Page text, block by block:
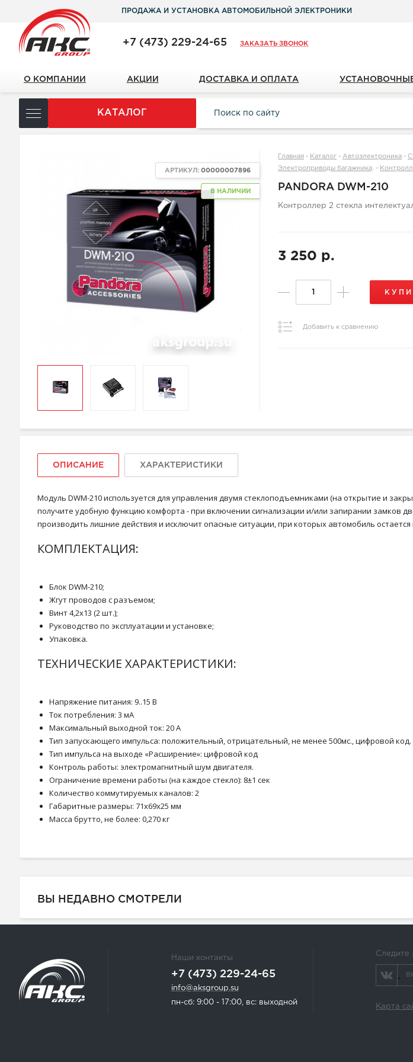
ПРОДАЖА И УСТАНОВКА АВТОМОБИЛЬНОЙ ЭЛЕКТРОНИКИ
+7 (473) 229-24-65 ЗАКАЗАТЬ ЗВОНОК
О КОМПАНИИ АКЦИИ ДОСТАВКА И ОПЛАТА
КАТАЛОГ
В НАЛИЧИИ
АРТИКУЛ:00000007896
Главная - Каталог -Автоэлектроника -
Электроприводы багажника, -
PANDORA DWM-210
Контроллер 2 стекла
3 250 р.
Добавить к сравнению
ОПИСАНИЕ ХАРАКТЕРИСТИКИ
Модуль DWM-210 используется для управления двумя стеклоподъемниками (на открытие и
получите удобную функцию комфорта - при включении сигнализации и/или запирании замков
производить лишние действия и исключит опасные ситуации, при которых автомобиль
КОМПЛЕКТАЦИЯ:
Блок DWM-210;
Жгут проводов с разъемом;
Винт 4,2х13 (2 шт.);
Руководство по эксплуатации и установке;
Упаковка.
ТЕХНИЧЕСКИЕ ХАРАКТЕРИСТИКИ:
Напряжение питания: 9..15 В
Ток потребления: 3 мА
Максимальный выходной ток: 20 А
Тип запускающего импульса: положительный, отрицательный, не менее 500мс., цифровой код.
Тип импульса на выходе «Расширение»: цифровой код
Контроль работы: электромагнитный шум двигателя.
Ограничение времени работы (на каждое стекло): 8±1 сек
Количество коммутируемых каналов: 2
Габаритные размеры: 71x69x25 мм
Масса брутто, не более: 0,270 кг
ВЫ НЕДАВНО СМОТРЕЛИ
Наши контакты
+7 (473) 229-24-65
info@aksgroup.su
пн-сб: 9:00 - 17:00, вс: выходной
Следите
Карта